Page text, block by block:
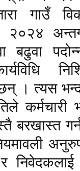
गाउँ
२०२४
बढुवा
। त्यस
कर्मचारी
बरखास्त
निवेदकलाई